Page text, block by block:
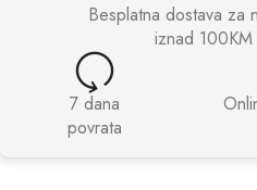
Besplatna dostava za
iznad 100KM
7 dana
povrata